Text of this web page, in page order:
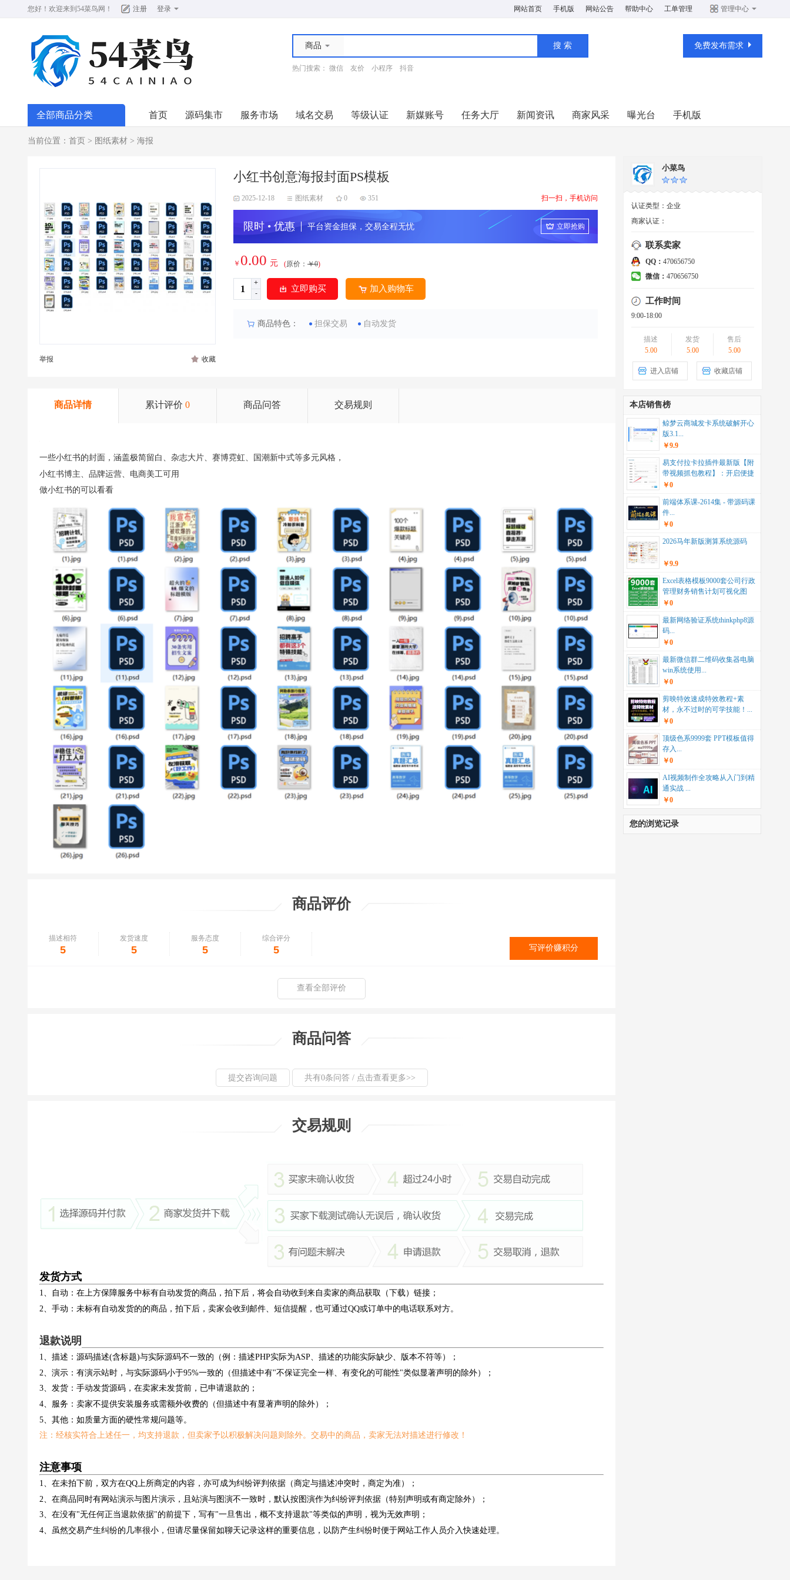
您好！欢迎来到 54菜鸟网 ！ 注册 登录 网站首页 手机版 网站公告 帮助中心 工单管理 管理中心
商品
热门搜索： 微信 友价 小程序 抖音
免费发布需求
全部商品分类 首页 源码集市 服务市场 域名交易 等级认证 新媒账号 任务大厅 新闻资讯 商家风采 曝光台 手机版
当前位置： 首页 > 图纸素材 > 海报
举报 收藏
小红书创意海报封面PS模板
2025-12-18 图纸素材 0 351 扫一扫，手机访问
限时 • 优惠 平台资金担保，交易全程无忧 立即抢购
￥ 0.00 元 (原价： ￥0)
+
-
立即购买 加入购物车
商品特色： 担保交易 自动发货
商品详情 累计评价 0 商品问答 交易规则
一些小红书的封面，涵盖极简留白、杂志大片、赛博霓虹、国潮新中式等多元风格，
小红书博主、品牌运营、电商美工可用
做小红书的可以看看
商品评价
描述相符
5
发货速度
5
服务态度
5
综合评分
5 写评价赚积分
查看全部评价
商品问答
提交咨询问题 共有0条问答 / 点击查看更多>>
交易规则
发货方式
1、自动：在上方保障服务中标有自动发货的商品，拍下后，将会自动收到来自卖家的商品获取（下载）链接；
2、手动：未标有自动发货的的商品，拍下后，卖家会收到邮件、短信提醒，也可通过QQ或订单中的电话联系对方。
退款说明
1、描述：源码描述(含标题)与实际源码不一致的（例：描述PHP实际为ASP、描述的功能实际缺少、版本不符等）；
2、演示：有演示站时，与实际源码小于95%一致的（但描述中有"不保证完全一样、有变化的可能性"类似显著声明的除外）；
3、发货：手动发货源码，在卖家未发货前，已申请退款的；
4、服务：卖家不提供安装服务或需额外收费的（但描述中有显著声明的除外）；
5、其他：如质量方面的硬性常规问题等。
注：经核实符合上述任一，均支持退款，但卖家予以积极解决问题则除外。交易中的商品，卖家无法对描述进行修改！
注意事项
1、在未拍下前，双方在QQ上所商定的内容，亦可成为纠纷评判依据（商定与描述冲突时，商定为准）；
2、在商品同时有网站演示与图片演示，且站演与图演不一致时，默认按图演作为纠纷评判依据（特别声明或有商定除外）；
3、在没有"无任何正当退款依据"的前提下，写有"一旦售出，概不支持退款"等类似的声明，视为无效声明；
4、虽然交易产生纠纷的几率很小，但请尽量保留如聊天记录这样的重要信息，以防产生纠纷时便于网站工作人员介入快速处理。
小菜鸟
认证类型： 企业
商家认证：
联系卖家
QQ： 470656750
微信： 470656750
工作时间
9:00-18:00
描述
5.00
发货
5.00
售后
5.00
进入店铺 收藏店铺
本店销售榜
鲸梦云商城发卡系统破解开心
版3.1...
￥9.9
易支付拉卡拉插件最新版【附
带视频抓包教程】：开启便捷
支付新体验 ...
￥0
前端体系课-2614集 - 带源码课
件...
￥0
2026马年新版测算系统源码
￥9.9
Excel表格模板9000套公司行政
管理财务销售计划可视化图
表...
￥0
最新网络验证系统thinkphp8源
码...
￥0
最新微信群二维码收集器电脑
win系统使用...
￥0
剪映特效速成特效教程+素
材，永不过时的可学技能！...
￥0
顶级色系9999套 PPT模板值得
存入...
￥0
AI视频制作全攻略从入门到精
通实战 ...
￥0
您的浏览记录